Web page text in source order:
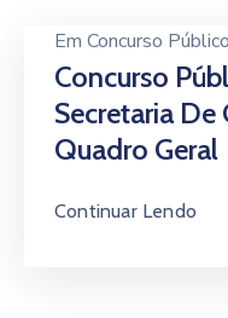
Em Concurso Público
Concurso
Secretaria De
Quadro Geral
Continuar Lendo